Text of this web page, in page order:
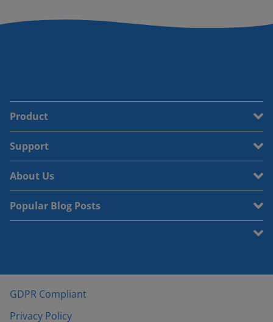
Product
Support
About Us
Popular Blog Posts
GDPR Compliant
Privacy Policy